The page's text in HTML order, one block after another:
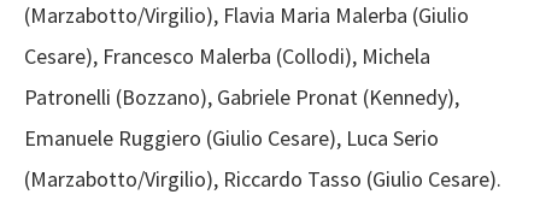
(Marzabotto/Virgilio), Flavia Maria Malerba (Giulio
Cesare), Francesco Malerba (Collodi), Michela
Patronelli (Bozzano), Gabriele Pronat (Kennedy),
Emanuele Ruggiero (Giulio Cesare), Luca Serio
(Marzabotto/Virgilio), Riccardo Tasso (Giulio Cesare).